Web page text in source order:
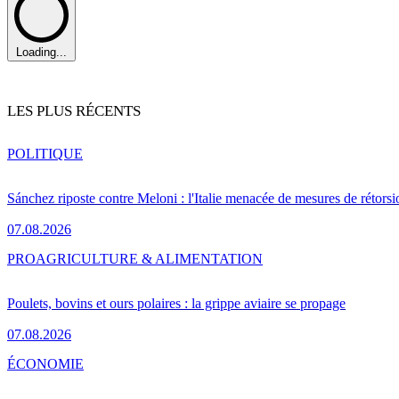
Loading...
LES PLUS RÉCENTS
Sánchez riposte contre Meloni : l'Italie menacée de mesures de
07.08.2026
POLITIQUE
Poulets, bovins et ours polaires : la grippe aviaire se propage
07.08.2026
PROAGRICULTURE & ALIMENTATION
ÉCONOMIE